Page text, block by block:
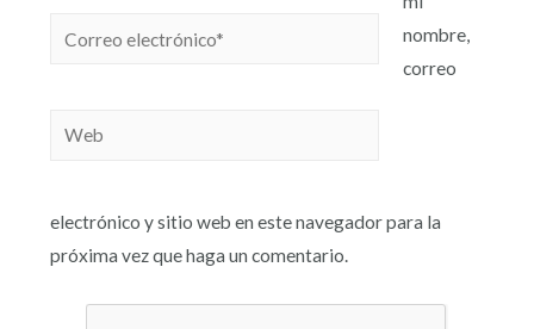
nombre,
correo
electrónico y sitio web en este navegador para la
próxima vez que haga un comentario.